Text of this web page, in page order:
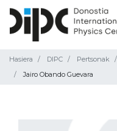
Hasiera DIPC Pertsonak
Jairo Obando Guevara